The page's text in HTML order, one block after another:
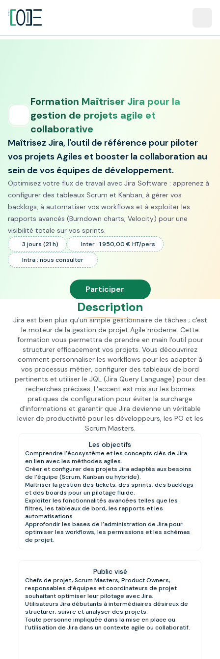
Formation Maîtriser Jira pour la
gestion de projets agile et
collaborative
Maîtrisez Jira, l'outil de référence pour piloter
vos projets Agiles et booster la collaboration au
sein de vos équipes de développement.
Optimisez votre flux de travail avec Jira Software : apprenez à
configurer des tableaux Scrum et Kanban, à gérer vos
backlogs, à automatiser vos workflows et à exploiter les
rapports avancés (Burndown charts, Velocity) pour une
visibilité totale sur vos sprints.
3 jours (21 h)
Inter : 1 950,00 € HT/pers
Intra : nous consulter
Participer
Description
Jira est bien plus qu'un simple gestionnaire de tâches ; c'est
le moteur de la gestion de projet Agile moderne. Cette
formation vous permettra de prendre en main l'outil pour
structurer efficacement vos projets. Vous découvrirez
comment personnaliser les workflows pour les adapter à
vos processus métier, configurer des tableaux de bord
pertinents et utiliser le JQL (Jira Query Language) pour des
recherches précises. L'accent est mis sur les bonnes
pratiques de configuration pour éviter la surcharge
d'informations et garantir que Jira devienne un véritable
levier de productivité pour les développeurs, les PO et les
Scrum Masters.
Les objectifs
Comprendre l’écosystème et les concepts clés de Jira
en lien avec les méthodes agiles.
Créer et configurer des projets Jira adaptés aux besoins
de l’équipe (Scrum, Kanban ou hybride).
Maîtriser la gestion des tickets, des sprints, des backlogs
et des boards pour un pilotage fluide.
Exploiter les fonctionnalités avancées telles que les
filtres, les tableaux de bord, les rapports et les
automatisations.
Approfondir les bases de l’administration de Jira pour
optimiser les workflows, les permissions et les schémas
de projet.
Public visé
Chefs de projet, Scrum Masters, Product Owners,
responsables d’équipes et coordinateurs de projet
souhaitant optimiser leur pilotage avec Jira.
Utilisateurs Jira débutants à intermédiaires désireux de
structurer, suivre et analyser des projets.
Toute personne impliquée dans la mise en place ou
l’utilisation de Jira dans un contexte agile ou collaboratif.